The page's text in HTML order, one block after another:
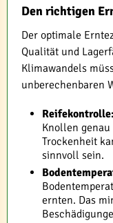
Den richtigen
Der optimale
Qualität und
Klimawandels
unberechenbaren
Reifekontrolle:
Knollen
Trockenheit
sinnvoll sein.
ernten. Das